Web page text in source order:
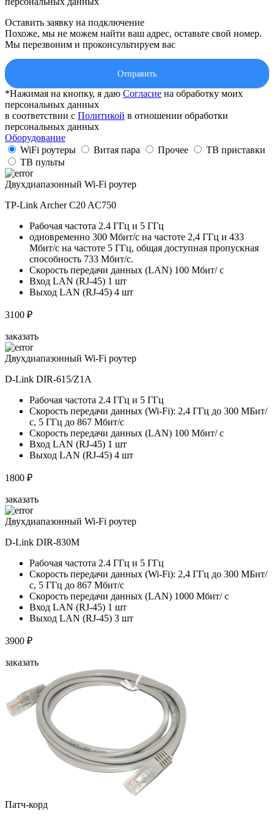
Оставить заявку на подключение
Похоже, мы не можем найти ваш адрес, оставьте свой номер.
Мы перезвоним и проконсультируем вас
Отправить
*Нажимая на кнопку, я даю Cогласие на обработку моих
персональных данных
в соответствии с Политикой в отношении обработки
персональных данных
Оборудование
WiFi роутеры
Витая пара Прочее
ТВ приставки
ТВ пульты
Двухдиапазонный Wi-Fi роутер
TP-Link Archer C20 AC750
Рабочая частота 2.4 ГГц и 5 ГГц
одновременно 300 Мбит/с на частоте 2,4 ГГц и 433
Мбит/с на частоте 5 ГГц, общая доступная пропускная
способность 733 Мбит/с.
Скорость передачи данных (LAN) 100 Мбит/ с
Вход LAN (RJ-45) 1 шт
Выход LAN (RJ-45) 4 шт
3100 ₽
заказать
Двухдиапазонный Wi-Fi роутер
D-Link DIR-615/Z1A
Рабочая частота 2.4 ГГц и 5 ГГц
Скорость передачи данных (Wi-Fi): 2,4 ГГц до 300 МБит/
с, 5 ГГц до 867 Мбит/с
Скорость передачи данных (LAN) 100 Мбит/ с
Вход LAN (RJ-45) 1 шт
Выход LAN (RJ-45) 4 шт
1800 ₽
заказать
Двухдиапазонный Wi-Fi роутер
D-Link DIR-830M
Рабочая частота 2.4 ГГц и 5 ГГц
Скорость передачи данных (Wi-Fi): 2,4 ГГц до 300 МБит/
с, 5 ГГц до 867 Мбит/с
Скорость передачи данных (LAN) 1000 Мбит/ с
Вход LAN (RJ-45) 1 шт
Выход LAN (RJ-45) 3 шт
3900 ₽
заказать
Патч-корд